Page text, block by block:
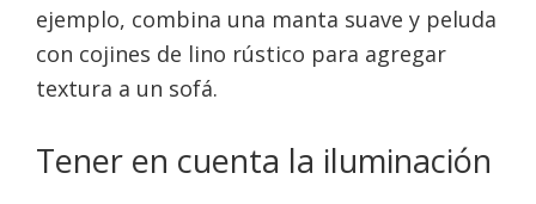
ejemplo, combina una manta suave y peluda
con cojines de lino rústico para agregar
textura a un sofá.
Tener en cuenta la iluminación